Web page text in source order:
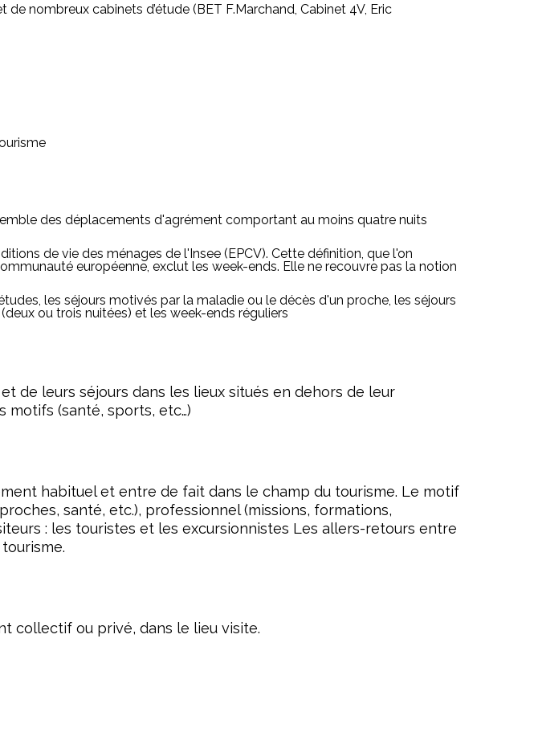
nombreux cabinets d’étude (BET F.Marchand, Cabinet 4V, Eric
des déplacements d'agrément comportant au moins quatre nuits
de vie des ménages de l'Insee (EPCV). Cette définition, que l'on
européenne, exclut les week-ends. Elle ne recouvre pas la notion
les séjours motivés par la maladie ou le décès d'un proche, les séjours
ou trois nuitées) et les week-ends réguliers
de leurs séjours dans les lieux situés en dehors de leur
motifs (santé, sports, etc…)
habituel et entre de fait dans le champ du tourisme. Le motif
santé, etc.), professionnel (missions, formations,
: les touristes et les excursionnistes Les allers-retours entre
collectif ou privé, dans le lieu visite.